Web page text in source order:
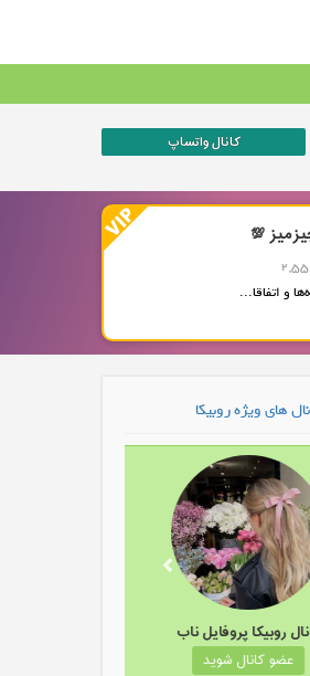
کانال واتساپ
💯
و اتفاقا...
های ویژه روبیکا
کانال روبیکا پروفایل ناب